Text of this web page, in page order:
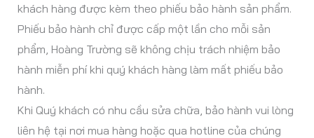
khách hàng được kèm theo phiếu bảo hành sản phẩm.
Phiếu bảo hành chỉ được cấp một lần cho mỗi sản
phẩm, Hoàng Trường sẽ không chịu trách nhiệm bảo
hành miễn phí khi quý khách hàng làm mất phiếu bảo
hành.
Khi Quý khách có nhu cầu sửa chữa, bảo hành vui lòng
liên hệ tại nơi mua hàng hoặc qua hotline của chúng